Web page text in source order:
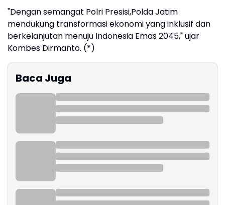
"Dengan semangat Polri Presisi,Polda Jatim
mendukung transformasi ekonomi yang inklusif dan
berkelanjutan menuju Indonesia Emas 2045," ujar
Kombes Dirmanto. (*)
Baca Juga